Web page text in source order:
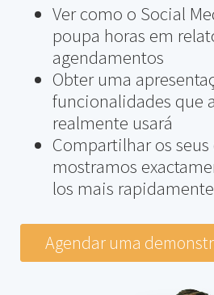
Ver como o Social
poupa horas em
agendamentos
Obter uma
funcionalidades que
realmente usará
Compartilhar os
mostramos
los mais rapidamente
Agendar uma